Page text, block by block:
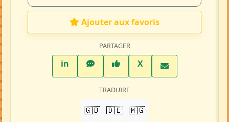
Ajouter aux favoris
PARTAGER
inLinkedInWhatsAppFacebook
XTwitter X
TRADUIRE
🇬🇧 🇩🇪 🇲🇬